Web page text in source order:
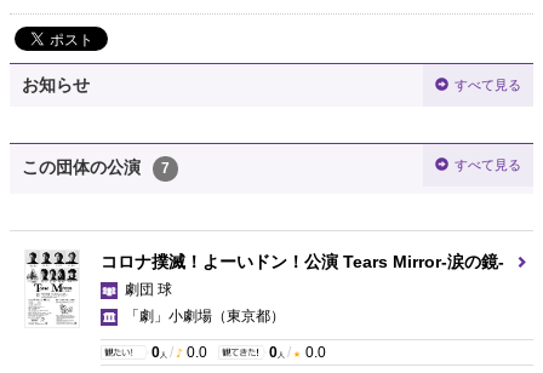
お知らせ すべて見る
この団体の公演 7 すべて見る
コロナ撲滅！よーいドン！公演 Tears Mirror-涙の鏡-
劇団 球
「劇」小劇場 （東京都）
0 人 / 0.0 0 人 / 0.0